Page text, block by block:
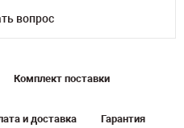
вопрос
Комплект поставки
и доставка Гарантия